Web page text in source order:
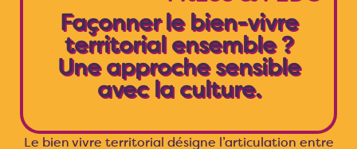
Façonner le bien-vivre
territorial ensemble ?
Une approche sensible
avec la culture.
Le bien vivre territorial désigne l’articulation entre